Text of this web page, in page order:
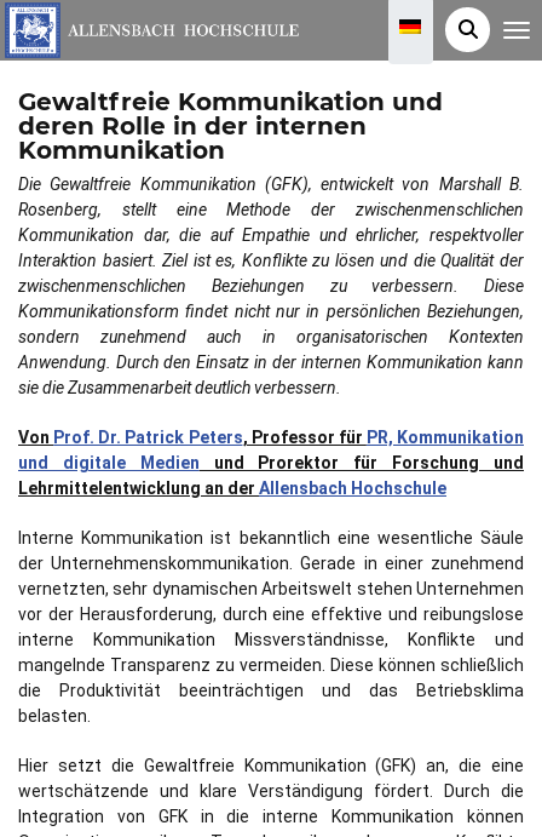
T
g
i
a
t
o
n
Gewaltfreie Kommunikation und
deren Rolle in der internen
Kommunikation
Die Gewaltfreie Kommunikation (GFK), entwickelt von Marshall B.
Rosenberg, stellt eine Methode der zwischenmenschlichen
Kommunikation dar, die auf Empathie und ehrlicher, respektvoller
Interaktion basiert. Ziel ist es, Konflikte zu lösen und die Qualität der
zwischenmenschlichen Beziehungen zu verbessern. Diese
Kommunikationsform findet nicht nur in persönlichen Beziehungen,
sondern zunehmend auch in organisatorischen Kontexten
Anwendung. Durch den Einsatz in der internen Kommunikation kann
sie die Zusammenarbeit deutlich verbessern.
Von Prof. Dr. Patrick Peters, Professor für PR, Kommunikation
und digitale Medien und Prorektor für Forschung und
Lehrmittelentwicklung an der Allensbach Hochschule
Interne Kommunikation ist bekanntlich eine wesentliche Säule
der Unternehmenskommunikation. Gerade in einer zunehmend
vernetzten, sehr dynamischen Arbeitswelt stehen Unternehmen
vor der Herausforderung, durch eine effektive und reibungslose
interne Kommunikation Missverständnisse, Konflikte und
mangelnde Transparenz zu vermeiden. Diese können schließlich
die Produktivität beeinträchtigen und das Betriebsklima
belasten.
Hier setzt die Gewaltfreie Kommunikation (GFK) an, die eine
wertschätzende und klare Verständigung fördert. Durch die
Integration von GFK in die interne Kommunikation können